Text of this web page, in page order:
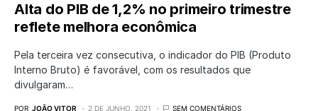
Alta do PIB de 1,2% no primeiro trimestre
reflete melhora econômica
Pela terceira vez consecutiva, o indicador do PIB (Produto
Interno Bruto) é favorável, com os resultados que
divulgaram…
POR JOÃO VITOR 2 DE JUNHO, 2021 SEM COMENTÁRIOS